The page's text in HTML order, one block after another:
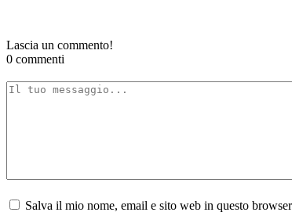
Lascia un commento!
0 commenti
Salva il mio nome, email e sito web in questo